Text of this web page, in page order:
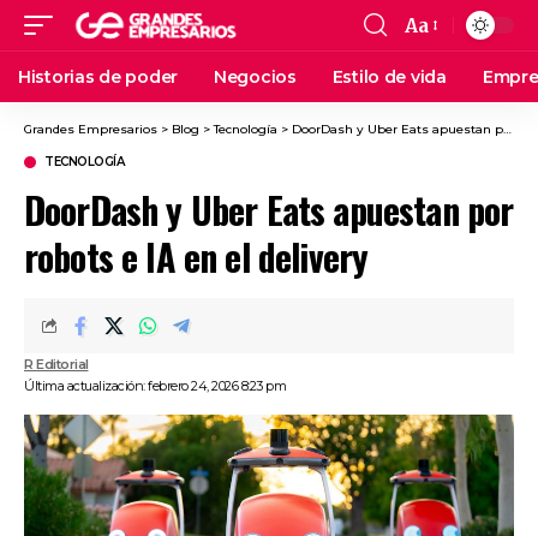
Aa
Historias de poder Negocios Estilo de vida
Grandes Empresarios > Blog >Tecnología > DoorDash y Uber Eats apuestan por robots e IA en el delivery
TECNOLOGÍA
DoorDash y Uber Eats apuestan por
robots e IA en el delivery
Última actualización: febrero 24, 2026 8:23 pm
R Editorial